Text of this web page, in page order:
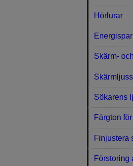
Hörlurar
Skärm-
Sökarens
Färgton
Finjustera
Förstoring